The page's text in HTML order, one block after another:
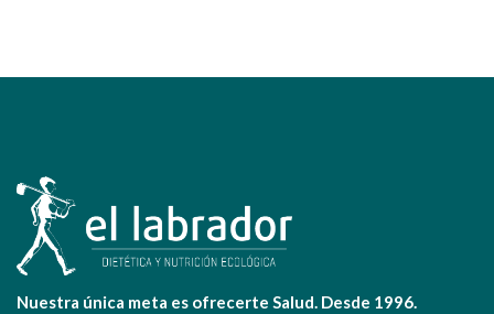
Nuestra única meta es ofrecerte Salud. Desde 1996.